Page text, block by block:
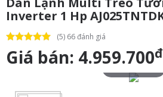
Inverter 1 Hp
(5) 66 đánh giá
Giá bán: 4.959.700